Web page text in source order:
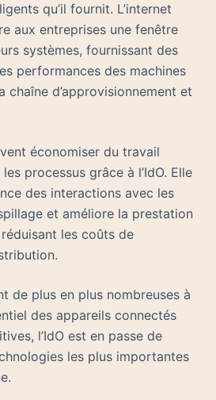
qu’il fournit. L’internet
aux entreprises une fenêtre
systèmes, fournissant des
performances des machines
chaîne d’approvisionnement et
économiser du travail
processus grâce à l’IdO. Elle
des interactions avec les
et améliore la prestation
les coûts de
de plus en plus nombreuses à
des appareils connectés
l’IdO est en passe de
les plus importantes